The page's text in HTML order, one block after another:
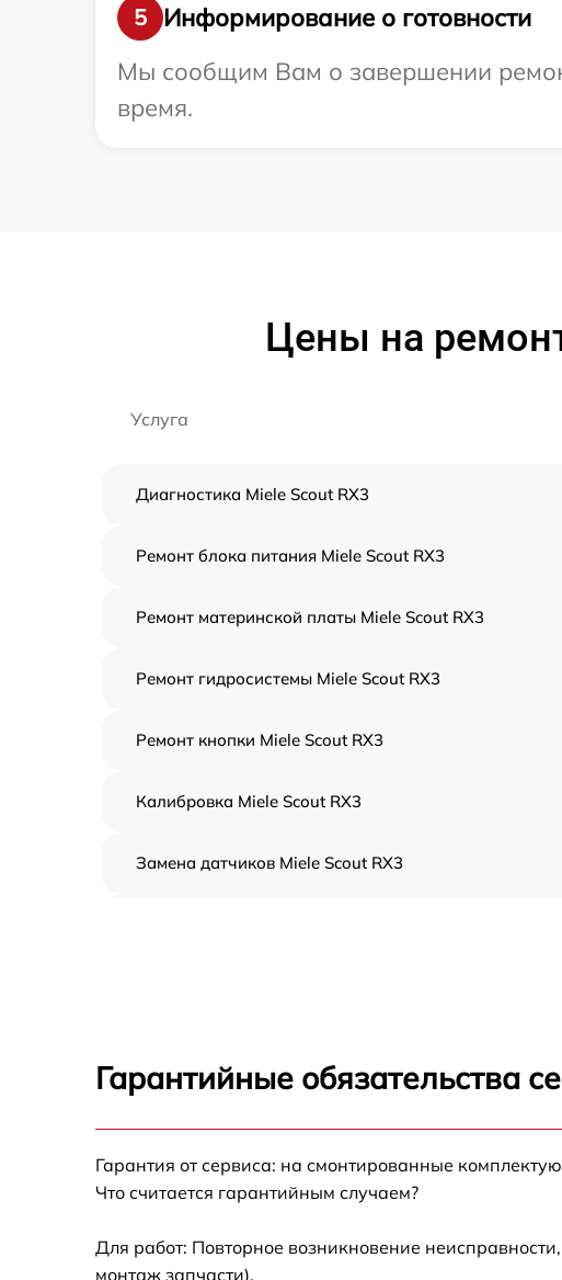
5
Информирование о готовности
Мы сообщим Вам о завершении
время.
Цены на
Услуга
Диагностика Miele Scout RX3
Ремонт блока питания Miele Scout RX3
Ремонт материнской платы Miele Scout RX3
Ремонт гидросистемы Miele Scout RX3
Ремонт кнопки Miele Scout RX3
Калибровка Miele Scout RX3
Замена датчиков Miele Scout RX3
Замена аккумулятора Miele Scout RX3
Гарантийные обязательства
Гарантия от сервиса: на смонтированные
Что считается гарантийным случаем?
Для работ: Повторное возникновение
монтаж запчасти).